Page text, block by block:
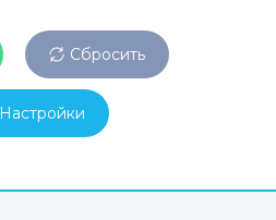
Сбросить
Настройки